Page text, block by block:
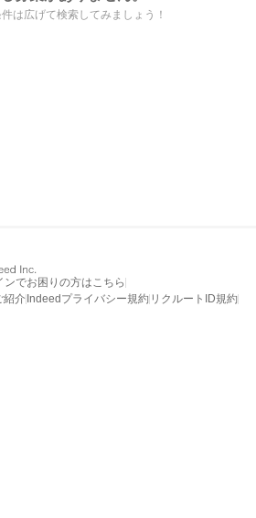
は広げて検索してみましょう！
ンでお困りの方はこちら
紹介 Indeedプライバシー規約 リクルートID規約